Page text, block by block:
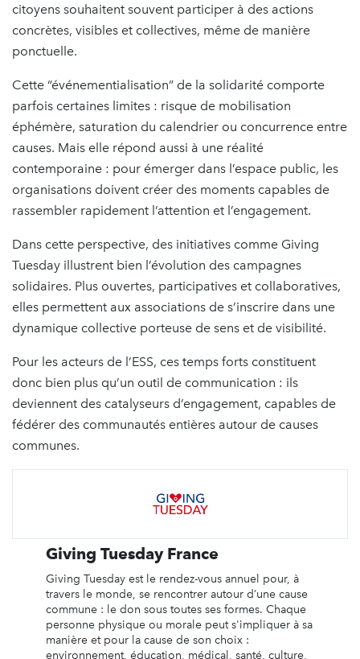
citoyens souhaitent souvent participer à des actions
concrètes, visibles et collectives, même de manière
ponctuelle.
Cette “événementialisation” de la solidarité comporte
parfois certaines limites : risque de mobilisation
éphémère, saturation du calendrier ou concurrence entre
causes. Mais elle répond aussi à une réalité
contemporaine : pour émerger dans l’espace public, les
organisations doivent créer des moments capables de
rassembler rapidement l’attention et l’engagement.
Dans cette perspective, des initiatives comme Giving
Tuesday illustrent bien l’évolution des campagnes
solidaires. Plus ouvertes, participatives et collaboratives,
elles permettent aux associations de s’inscrire dans une
dynamique collective porteuse de sens et de visibilité.
Pour les acteurs de l’ESS, ces temps forts constituent
donc bien plus qu’un outil de communication : ils
deviennent des catalyseurs d’engagement, capables de
fédérer des communautés entières autour de causes
communes.
Giving Tuesday France
Giving Tuesday est le rendez-vous annuel pour, à
travers le monde, se rencontrer autour d’une cause
commune : le don sous toutes ses formes. Chaque
personne physique ou morale peut s'impliquer à sa
manière et pour la cause de son choix :
environnement, éducation, médical, santé, culture,